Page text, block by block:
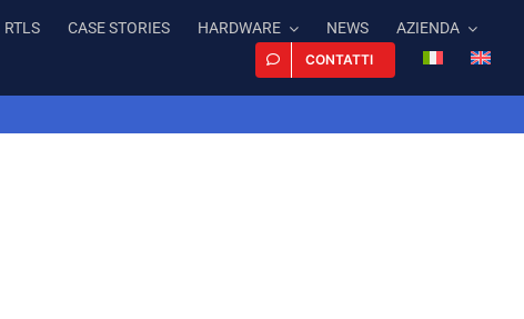
RTLS CASE STORIES HARDWARE NEWS AZIENDA
CONTATTI